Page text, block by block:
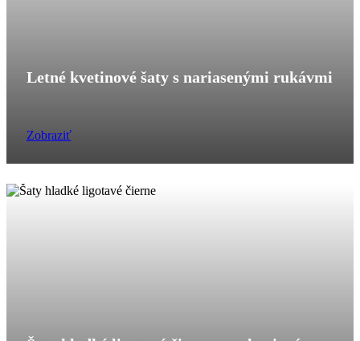
Letné kvetinové šaty s nariasenými rukávmi
Zobraziť